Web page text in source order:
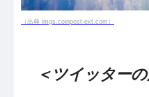
（出典 imgs.coinpost-ext.com）
＜ツイッター